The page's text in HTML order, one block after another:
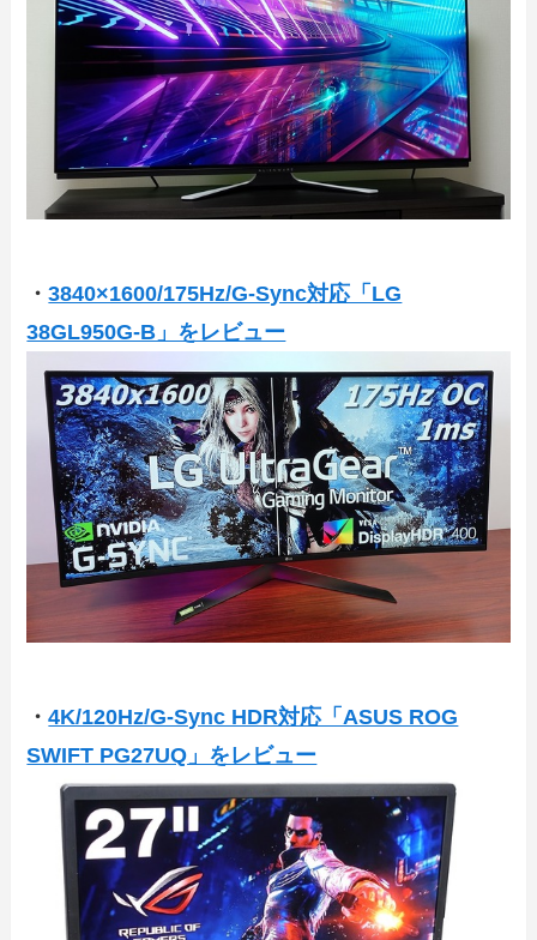
・3840×1600/175Hz/G-Sync対応「LG
38GL950G-B」をレビュー
・4K/120Hz/G-Sync HDR対応「ASUS ROG
SWIFT PG27UQ」をレビュー